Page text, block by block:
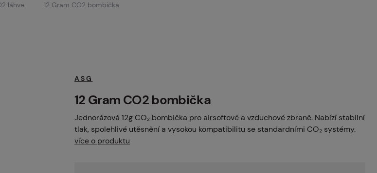
láhve 12 Gram CO2 bombička
ASG
12 Gram CO2 bombička
Jednorázová 12g CO₂ bombička pro airsoftové a vzduchové zbraně. Nabízí stabilní
tlak, spolehlivé utěsnění a vysokou kompatibilitu se standardními CO₂ systémy.
více o produktu